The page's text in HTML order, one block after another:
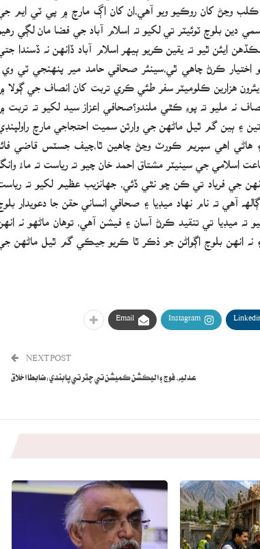
وڃڻ کان روڪيو ويو آهي،ان کان اڳ مارچ ۾ پي ٽي ايم جي
بلوچ ٽوئيٽر تي لکيو ته اسلام آباد جي فضا مان لڳي رهيو
ايئن ٿيو ته يقين ڪريو ٻيهر اسلام آباد ڏانهن نه ڏسندا جتي
اختيار ڪرڻ چاهي ٿي،سينئر صحافي حامد مير پنهنجي ٽي وي
ڌيئرون هزارين ڪلوميٽر سفر طئي ڪري تربت کان انصاف جي ڳولا ۾
نه مليو ته پوءِ ڪٿي ملندو؟صحافي اعزاز سيد لکيو ته تربت ۾
۽ ٻين گم ٿيل ماڻهن جي وارثن سميت احتجاجي مارچ راولپنڊي
۽ هاڻي اهي سپريم ڪورٽ وڃڻ چاهين ٿا،چيف جسٽس قاضي فائز
جي سينيٽر مشتاق احمد خان چيو ته رياست ته ماءُ وانگر
جي فرياد تي ڪن ڇو نٿي ڏئي، جهانزيب عظيم لکيو ته رياست
ته نام نهاد ميڊيا ۽ صحافي انساني حقن جا دعويدار بلوچ
ميڊيا تي تنقيد ڪرڻ آسان ۽ فيشن آهي، توهان ماڻهو نه انهن
نه انهن بلوچ اڳواڻن جو ذڪر ٿا ڪريو جيڪي گم ٿيل ماڻهن جي
Instagram
Email
NEXT POST
عدليه، فوج ۽ اليڪشن ڪميشن تي چٿر تي پابندي:ضابطا اخلاق